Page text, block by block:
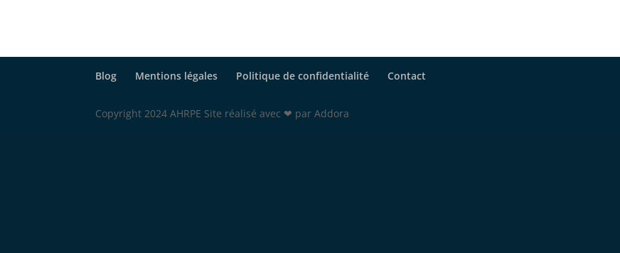
Blog Mentions légales Politique de confidentialité Contact
Copyright 2024 AHRPE Site réalisé avec ❤ par Addora